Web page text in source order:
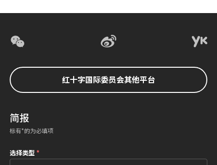
红十字国际委员会其他平台
简报
标有*的为必填项
选择类型*